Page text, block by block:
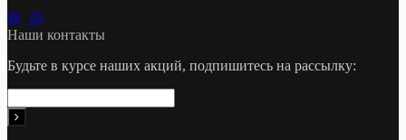
Наши контакты
Будьте в курсе наших акций, подпишитесь на рассылку: